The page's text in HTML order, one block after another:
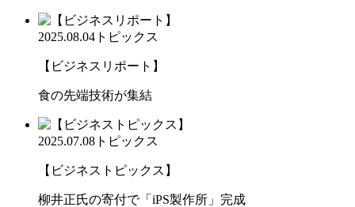
2025.08.04 トピックス
【ビジネスリポート】
食の先端技術が集結
2025.07.08 トピックス
【ビジネストピックス】
柳井正氏の寄付で「iPS製作所」完成